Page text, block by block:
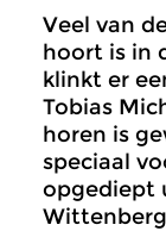
Veel van
hoort is in
klinkt er
Tobias
horen is
speciaal
opgediept